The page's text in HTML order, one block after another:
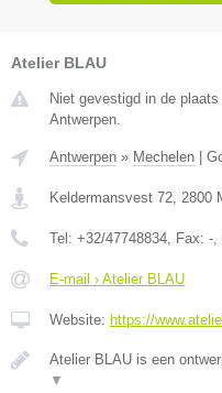
Atelier BLAU
Niet gevestigd in de
Antwerpen.
Antwerpen » Mechelen
Keldermansvest 72 2800
Tel: +32/47748834 , Fax: -
E-mail › Atelier BLAU
Website: https://
Atelier BLAU is een
▼